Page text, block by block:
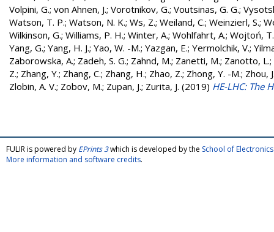
Volpini, G.; von Ahnen, J.; Vorotnikov, G.; Voutsinas, G. G.;
Watson, T. P.; Watson, N. K.; Ws, Z.; Weiland, C.; Weinzierl, S.;
Wilkinson, G.; Williams, P. H.; Winter, A.; Wohlfahrt, A.; Wojtoń, T.
Yang, G.; Yang, H. J.; Yao, W. -M.; Yazgan, E.; Yermolchik, V.;
Zaborowska, A.; Zadeh, S. G.; Zahnd, M.; Zanetti, M.; Zanotto, L.;
Z.; Zhang, Y.; Zhang, C.; Zhang, H.; Zhao, Z.; Zhong, Y. -M.; Zhou,
Zlobin, A. V.; Zobov, M.; Zupan, J.; Zurita, J. (2019) HE-LHC: The
FULIR is powered by EPrints 3which is developed by the School of
More information and software credits.